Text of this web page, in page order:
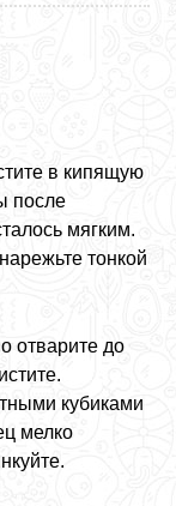
в кипящую
после
мягким.
тонкой
отварите до
кубиками
мелко